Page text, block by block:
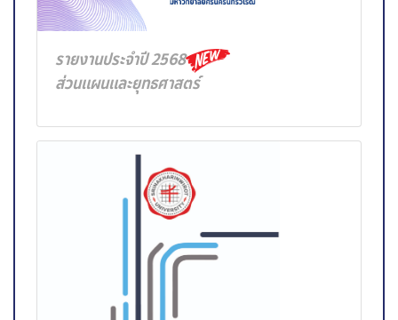
รายงานประจำปี 2568
ส่วนแผนและยุทธศาสตร์